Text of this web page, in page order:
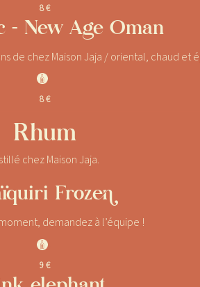
8 €
- New Age Oman
de chez Maison Jaja / oriental, chaud et
8 €
Rhum
chez Maison Jaja.
Frozen
demandez à l’équipe !
9 €